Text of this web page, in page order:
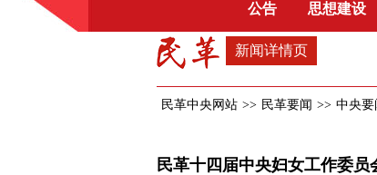
公告 思想建设
新闻详情页
民革中央网站 >> 民革要闻 >> 中央要
民革十四届中央妇女工作委员